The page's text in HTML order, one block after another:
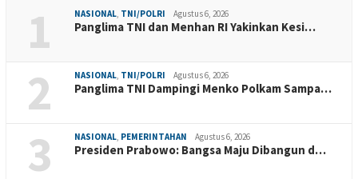
1 NASIONAL, TNI/POLRI Agustus 6, 2026
Panglima TNI dan Menhan RI Yakinkan Kesi…
2 NASIONAL, TNI/POLRI Agustus 6, 2026
Panglima TNI Dampingi Menko Polkam Sampa…
3 NASIONAL, PEMERINTAHAN Agustus 6, 2026
Presiden Prabowo: Bangsa Maju Dibangun d…